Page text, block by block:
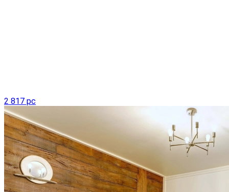
2 817 pc